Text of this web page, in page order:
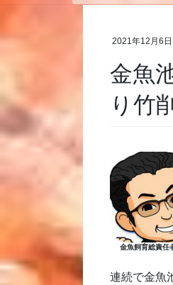
2021年12月6日
金魚
り竹
金魚飼育総責任
連続で金魚